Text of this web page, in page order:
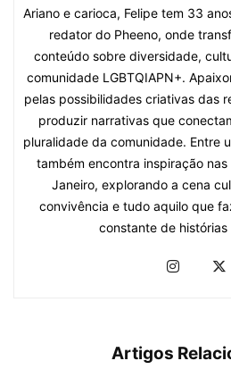
Ariano e carioca, Felipe tem 33
redator do Pheeno, onde
conteúdo sobre diversidade,
comunidade LGBTQIAPN+.
pelas possibilidades criativas das
produzir narrativas que
pluralidade da comunidade. Entre
também encontra inspiração
Janeiro, explorando a cena
convivência e tudo aquilo que
constante de histórias
Artigos